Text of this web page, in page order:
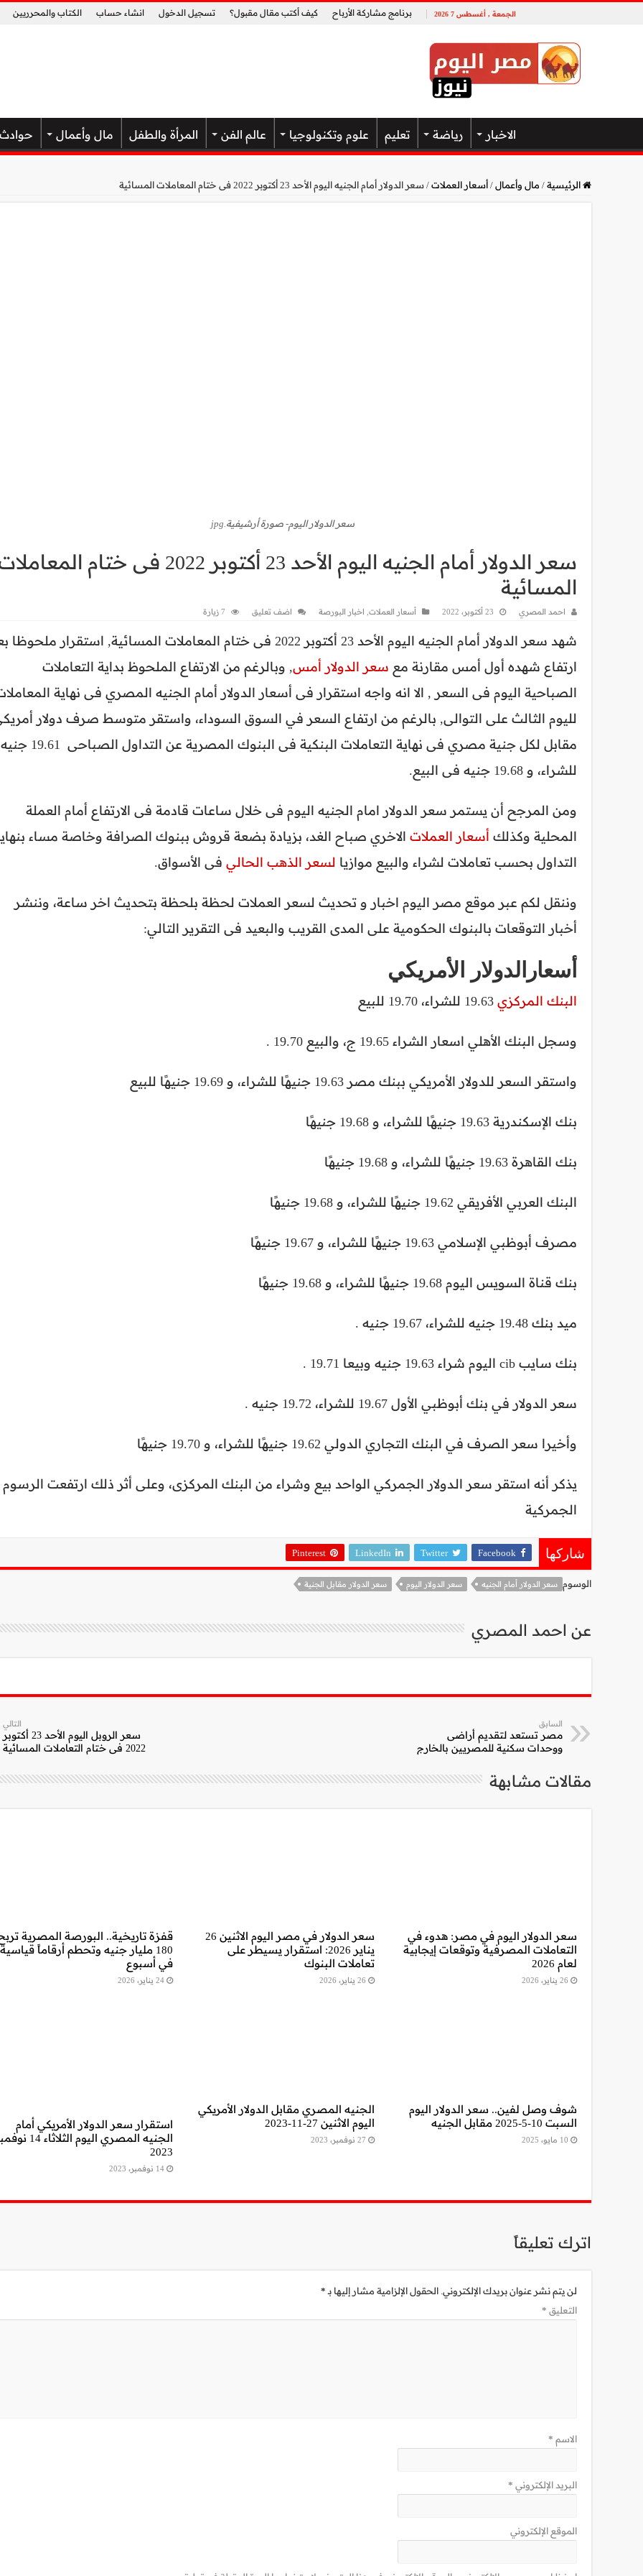
الجمعة , أغسطس 7 2026 برنامج مشاركة الأرباح كيف أكتب مقال مقبول؟ تسجيل الدخول انشاء حساب الكتاب والمحرريين
الاخبار رياضة تعليم علوم وتكنولوجيا عالم الفن المرأة والطفل مال وأعمال حوادث
الرئيسية/ مال وأعمال/أسعار العملات/سعر الدولار أمام الجنيه اليوم الأحد 23 أكتوبر 2022 فى ختام المعاملات المسائية
سعر الدولار اليوم- صورة أرشيفية.jpg
سعر الدولار أمام الجنيه اليوم الأحد 23 أكتوبر 2022 فى ختام
المسائية
احمد المصري 23 أكتوبر، 2022 أسعار العملات, اخبار البورصة اضف تعليق 7 زيارة
شهد سعر الدولار أمام الجنيه اليوم الأحد 23 أكتوبر 2022 فى ختام المعاملات المسائية, استقرار
ارتفاع شهده أول أمس مقارنة مع سعر الدولار أمس, وبالرغم من الارتفاع الملحوظ بداية التعاملات
الصباحية اليوم فى السعر , الا انه واجه استقرار فى أسعار الدولار أمام الجنيه المصري فى نهاية
لليوم الثالث على التوالى, بالرغم من ارتفاع السعر في السوق السوداء، واستقر متوسط صرف دولار
مقابل لكل جنية مصري فى نهاية التعاملات البنكية فى البنوك المصرية عن التداول الصباحى 19.61 جنيه
للشراء، و 19.68 جنيه فى البيع.
ومن المرجح أن يستمر سعر الدولار امام الجنيه اليوم فى خلال ساعات قادمة فى الارتفاع أمام العملة
المحلية وكذلك أسعار العملات الاخري صباح الغد، بزيادة بضعة قروش ببنوك الصرافة وخاصة مساء
التداول بحسب تعاملات لشراء والبيع موازيا لسعر الذهب الحالي فى الأسواق.
وننقل لكم عبر موقع مصر اليوم اخبار و تحديث لسعر العملات لحظة بلحظة بتحديث اخر ساعة، وننشر
أخبار التوقعات بالبنوك الحكومية على المدى القريب والبعيد فى التقرير التالي:
أسعارالدولار الأمريكي
البنك المركزي
وسجل البنك الأهلي اسعار الشراء 19.65 ج، والبيع 19.70 .
واستقر السعر للدولار الأمريكي ببنك مصر 19.63 جنيهًا للشراء، و 19.69 جنيهًا للبيع
بنك الإسكندرية 19.63 جنيهًا للشراء، و 19.68 جنيهًا
بنك القاهرة 19.63 جنيهًا للشراء، و 19.68 جنيهًا
البنك العربي الأفريقي 19.62 جنيهًا للشراء، و 19.68 جنيهًا
مصرف أبوظبي الإسلامي 19.63 جنيهًا للشراء، و 19.67 جنيهًا
بنك قناة السويس اليوم 19.68 جنيهًا للشراء، و 19.68 جنيهًا
ميد بنك 19.48 جنيه للشراء، 19.67 جنيه .
بنك سايب cib اليوم شراء 19.63 جنيه وبيعا 19.71 .
سعر الدولار في بنك أبوظبي الأول 19.67 للشراء، 19.72 جنيه .
وأخيرا سعر الصرف في البنك التجاري الدولي 19.62 جنيهًا للشراء، و 19.70 جنيهًا
يذكر أنه استقر سعر الـدولار الجمركي الواحد بيع وشراء من البنك المركزى، وعلى أثر ذلك ارتفعت الرسوم
الجمركية
شاركها Facebook
Twitter
LinkedIn
Pinterest
الوسوم سعر الدولار أمام الجنيه سعر الدولار اليوم سعر الدولار مقابل الجنية
عن احمد المصري
السابق
مصر تستعد لتقديم أراضى
ووحدات سكنية للمصريين بالخارج
التالي
سعر الروبل اليوم الأحد 23 أكتوبر
2022 فى ختام التعاملات المسائية
مقالات مشابهة
سعر الدولار اليوم في مصر: هدوء في
التعاملات المصرفية وتوقعات إيجابية
لعام 2026
26 يناير، 2026
سعر الدولار في مصر اليوم الاثنين 26
يناير 2026: استقرار يسيطر على
تعاملات البنوك
26 يناير، 2026
قفزة تاريخية.. البورصة المصرية
180 مليار جنيه وتحطم أرقاماً قياسية
في أسبوع
24 يناير، 2026
شوف وصل لفين.. سعر الدولار اليوم
السبت 10-5-2025 مقابل الجنيه
10 مايو، 2025
الجنيه المصري مقابل الدولار الأمريكي
اليوم الاثنين 27-11-2023
27 نوفمبر، 2023
استقرار سعر الدولار الأمريكي أمام
الجنيه المصري اليوم الثلاثاء
2023
14 نوفمبر، 2023
اترك تعليقاً
لن يتم نشر عنوان بريدك الإلكتروني. الحقول الإلزامية مشار إليها بـ*
التعليق *
الاسم *
البريد الإلكتروني *
الموقع الإلكتروني